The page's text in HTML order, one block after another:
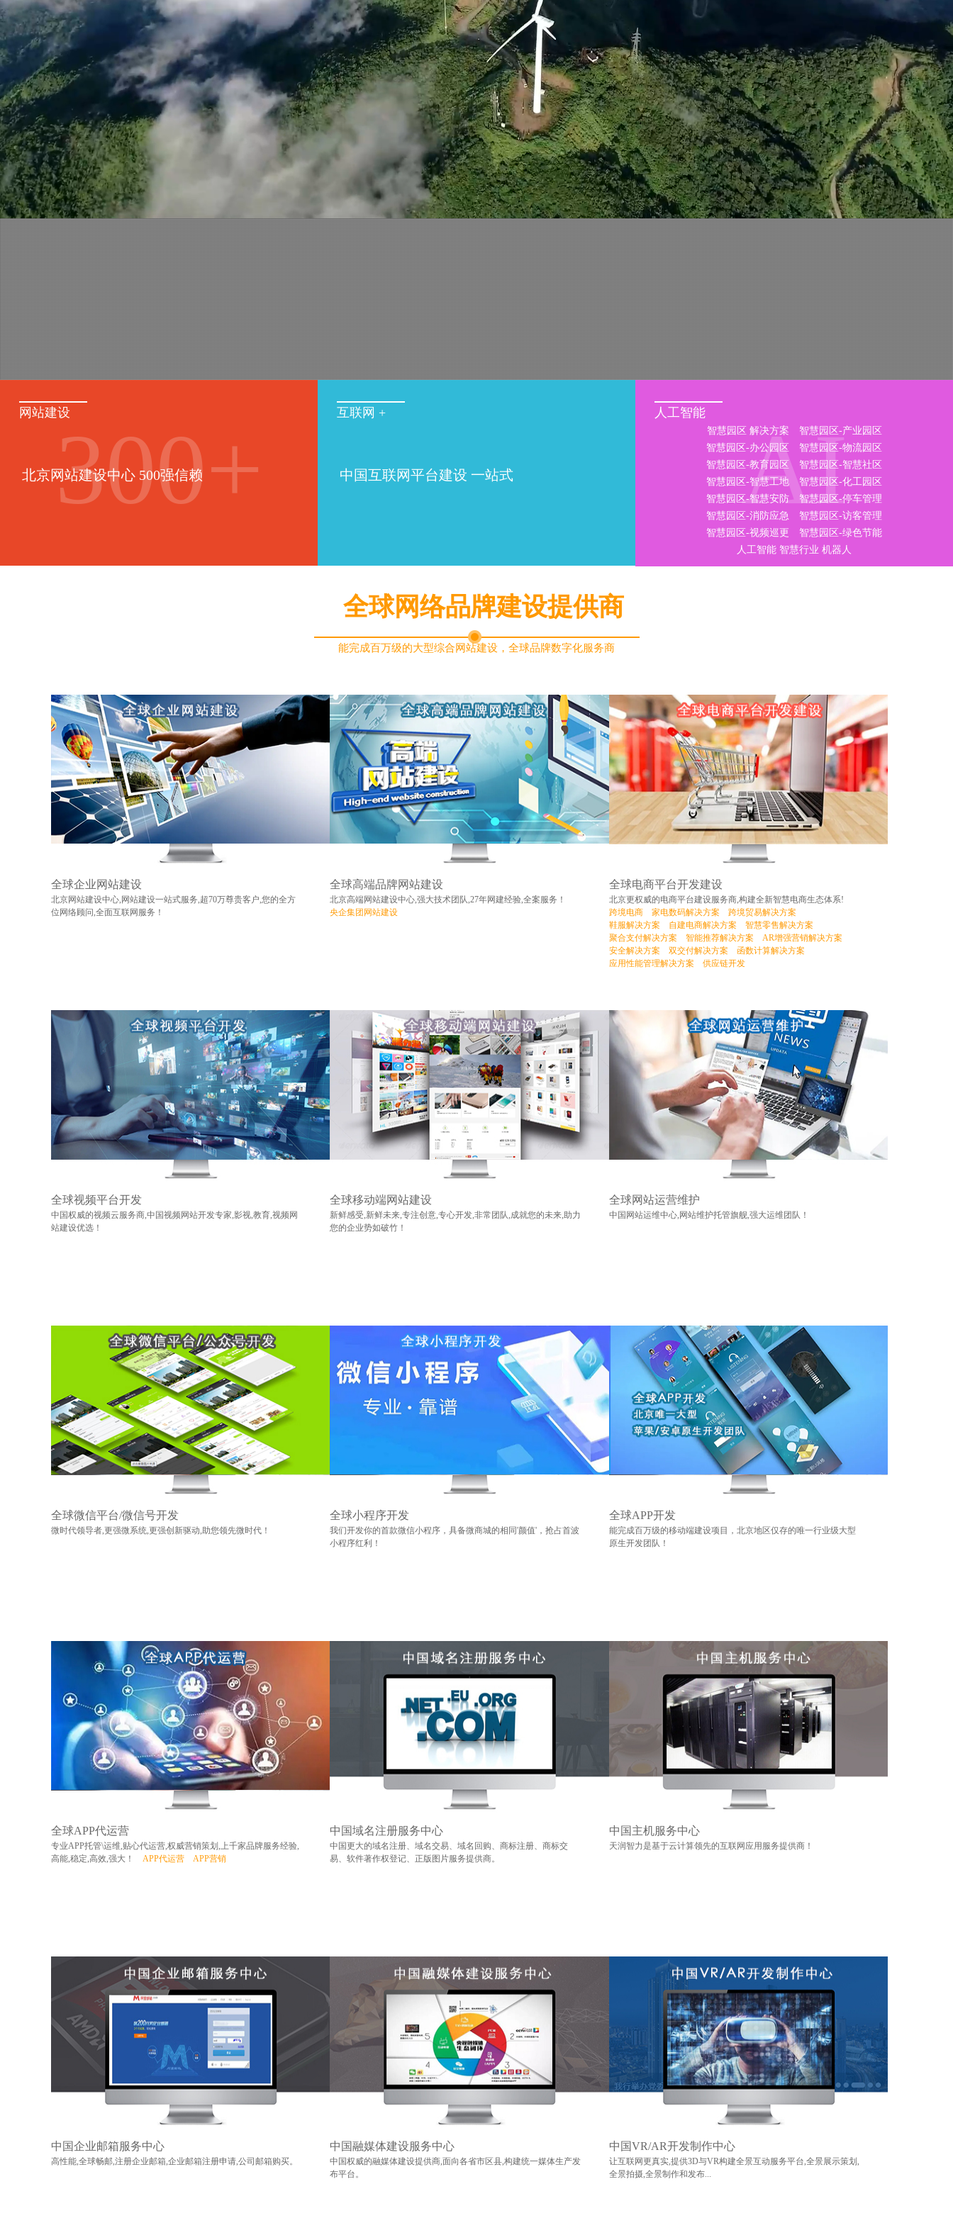
网站建设
北京网站建设中心 500强信赖
300+
互联网 +
中国互联网平台建设 一站式
人工智能
智慧园区 解决方案
智慧园区-产业园区
智慧园区-办公园区
智慧园区-物流园区
智慧园区-教育园区
智慧园区-智慧社区
智慧园区-智慧工地
智慧园区-化工园区
智慧园区-智慧安防
智慧园区-停车管理
智慧园区-消防应急
智慧园区-访客管理
智慧园区-视频巡更
智慧园区-绿色节能
人工智能 智慧行业 机器人
AI
全球网络品牌建设提供商
能完成百万级的大型综合网站建设，全球品牌数字化服务商
全球企业网站建设
北京网站建设中心,网站建设一站式服务,超70万尊贵客户,您的全方
位网络顾问,全面互联网服务！
全球高端品牌网站建设
北京高端网站建设中心,强大技术团队,27年网建经验,全案服务！
央企集团网站建设
全球电商平台开发建设
北京更权威的电商平台建设服务商,构建全新智慧电商生态体系!
跨境电商
家电数码解决方案
跨境贸易解决方案
鞋服解决方案
自建电商解决方案
智慧零售解决方案
聚合支付解决方案
智能推荐解决方案
AR增强营销解决方案
安全解决方案
双交付解决方案
函数计算解决方案
应用性能管理解决方案
供应链开发
全球视频平台开发
中国权威的视频云服务商,中国视频网站开发专家,影视,教育,视频网
站建设优选！
全球移动端网站建设
新鲜感受,新鲜未来,专注创意,专心开发,非常团队,成就您的未来,助力
您的企业势如破竹！
全球网站运营维护
中国网站运维中心,网站维护托管旗舰,强大运维团队！
全球微信平台/微信号开发
微时代领导者,更强微系统,更强创新驱动,助您领先微时代！
全球小程序开发
我们开发你的首款微信小程序，具备微商城的相同'颜值'，抢占首波
小程序红利！
全球APP开发
能完成百万级的移动端建设项目，北京地区仅存的唯一行业级大型
原生开发团队！
全球APP代运营
专业APP托管\运维,贴心代运营,权威营销策划,上千家品牌服务经验,
高能,稳定,高效,强大！ APP代运营 APP营销
中国域名注册服务中心
中国更大的域名注册、域名交易、域名回购、商标注册、商标交
易、软件著作权登记、正版图片服务提供商。
中国主机服务中心
天润智力是基于云计算领先的互联网应用服务提供商！
中国企业邮箱服务中心
高性能,全球畅邮,注册企业邮箱,企业邮箱注册申请,公司邮箱购买。
中国融媒体建设服务中心
中国权威的融媒体建设提供商,面向各省市区县,构建统一媒体生产发
布平台。
中国VR/AR开发制作中心
让互联网更真实,提供3D与VR构建全景互动服务平台,全景展示策划,
全景拍摄,全景制作和发布...